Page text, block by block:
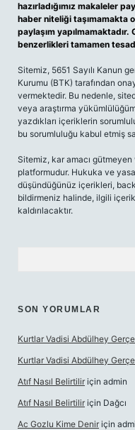
hazırladığımız makaleler
haber niteliği taşımamakta
paylaşım
benzerlikleri tamamen
Sitemiz, 5651 Sayılı Kanun
Kurumu (BTK) tarafından
vermektedir. Bu nedenle,
veya araştırma
yazdıkları içeriklerin
bu sorumluluğu kabul etmiş
Sitemiz, kar amacı
platformudur. Hukuka ve
düşündüğünüz içerikleri,
bildirmeniz halinde, ilgili
kaldırılacaktır.
SON YORUMLAR
Kurtlar Vadisi Abdülhey
Kurtlar Vadisi Abdülhey
Atıf Nasıl Belirtilir için admin
Atıf Nasıl Belirtilir için Dağcı
Ac Gozlu Kime Denir için